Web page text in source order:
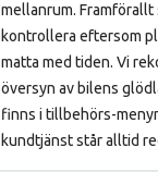
mellanrum.
kontrollera eftersom
matta med tiden. Vi
översyn av bilens
finns i tillbehörs-
kundtjänst står alltid